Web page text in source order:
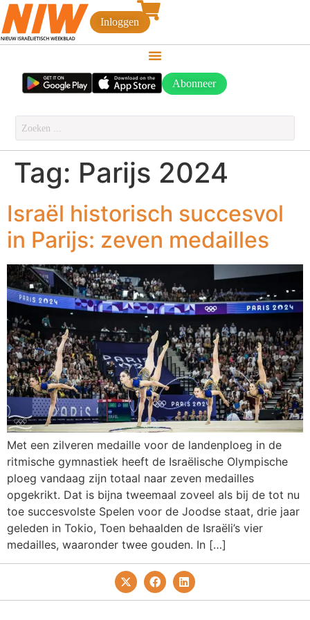
Inloggen
Abonneer
Tag: Parijs 2024
Israël historisch succesvol
in Parijs: zeven medailles
Met een zilveren medaille voor de landenploeg in de
ritmische gymnastiek heeft de Israëlische Olympische
ploeg vandaag zijn totaal naar zeven medailles
opgekrikt. Dat is bijna tweemaal zoveel als bij de tot nu
toe succesvolste Spelen voor de Joodse staat, drie jaar
geleden in Tokio, Toen behaalden de Israëli’s vier
medailles, waaronder twee gouden. In […]